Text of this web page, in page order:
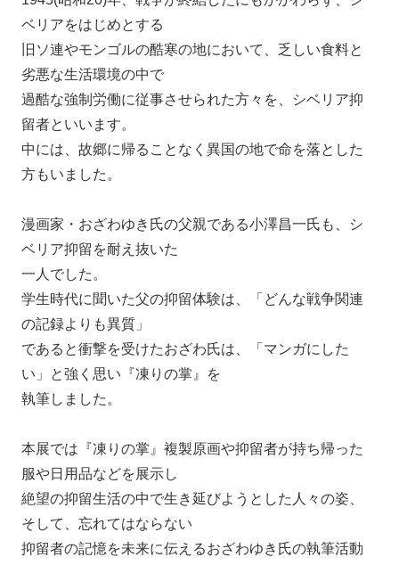
ベリアをはじめとする
旧ソ連やモンゴルの酷寒の地において、乏しい食料と
劣悪な生活環境の中で
過酷な強制労働に従事させられた方々を、シベリア抑
留者といいます。
中には、故郷に帰ることなく異国の地で命を落とした
方もいました。
漫画家・おざわゆき氏の父親である小澤昌一氏も、シ
ベリア抑留を耐え抜いた
一人でした。
学生時代に聞いた父の抑留体験は、「どんな戦争関連
の記録よりも異質」
であると衝撃を受けたおざわ氏は、「マンガにした
い」と強く思い『凍りの掌』を
執筆しました。
本展では『凍りの掌』複製原画や抑留者が持ち帰った
服や日用品などを展示し
絶望の抑留生活の中で生き延びようとした人々の姿、
そして、忘れてはならない
抑留者の記憶を未来に伝えるおざわゆき氏の執筆活動